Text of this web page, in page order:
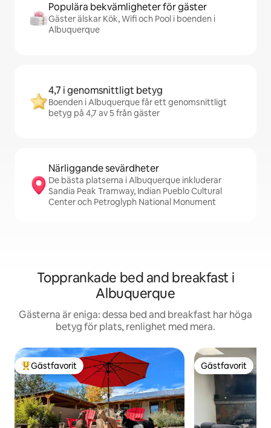
Populära bekvämligheter för gäster
Gäster älskar Kök, Wifi och Pool i boenden i
Albuquerque
4,7 i genomsnittligt betyg
Boenden i Albuquerque får ett genomsnittligt
betyg på 4,7 av 5 från gäster
Närliggande sevärdheter
De bästa platserna i Albuquerque inkluderar
Sandia Peak Tramway, Indian Pueblo Cultural
Center och Petroglyph National Monument
Topprankade bed and breakfast i
Albuquerque
Gästerna är eniga: dessa bed and breakfast har höga
betyg för plats, renlighet med mera.
Populär gästfavorit
Gästfavorit Gästfavorit
Gästfavorit